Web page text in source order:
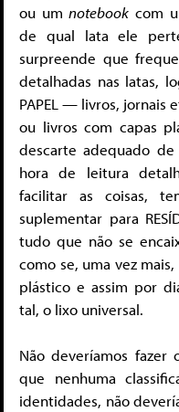
ou umnotebook com
de qual lata ele
surpreende que
detalhadas nas latas,
PAPEL — livros, jornais
ou livros com capas
descarte adequado
hora de leitura
facilitar as coisas,
suplementar para
tudo que não se
como se, uma vez
plástico e assim por
tal, o lixo universal.
Não deveríamos fazer
que nenhuma
identidades, não